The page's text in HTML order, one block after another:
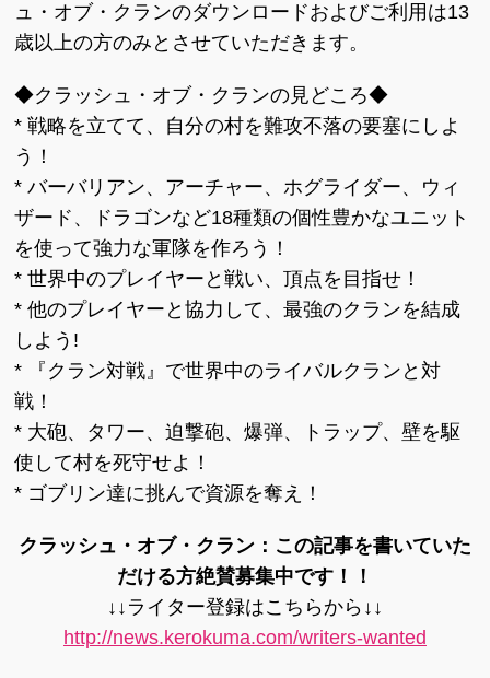
ュ・オブ・クランのダウンロードおよびご利用は13
歳以上の方のみとさせていただきます。
◆クラッシュ・オブ・クランの見どころ◆
* 戦略を立てて、自分の村を難攻不落の要塞にしよ
う！
* バーバリアン、アーチャー、ホグライダー、ウィ
ザード、ドラゴンなど18種類の個性豊かなユニット
を使って強力な軍隊を作ろう！
* 世界中のプレイヤーと戦い、頂点を目指せ！
* 他のプレイヤーと協力して、最強のクランを結成
しよう!
* 『クラン対戦』で世界中のライバルクランと対
戦！
* 大砲、タワー、迫撃砲、爆弾、トラップ、壁を駆
使して村を死守せよ！
* ゴブリン達に挑んで資源を奪え！
クラッシュ・オブ・クラン：この記事を書いていた
だける方絶賛募集中です！！
↓↓ライター登録はこちらから↓↓
http://news.kerokuma.com/writers-wanted